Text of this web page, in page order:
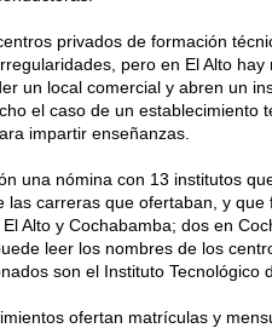
privados de formación
pero en El Alto
un local comercial y abren un
el caso de un establecimiento
impartir enseñanzas.
una nómina con 13 institutos
carreras que ofertaban, y
Alto y Cochabamba; dos en
leer los nombres de los
son el Instituto Tecnológico
ofertan matrículas y